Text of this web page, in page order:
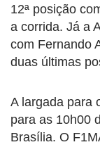
12ª posição
a corrida. Já a
com Fernando
duas últimas
A largada para
para as 10h00
Brasília. O